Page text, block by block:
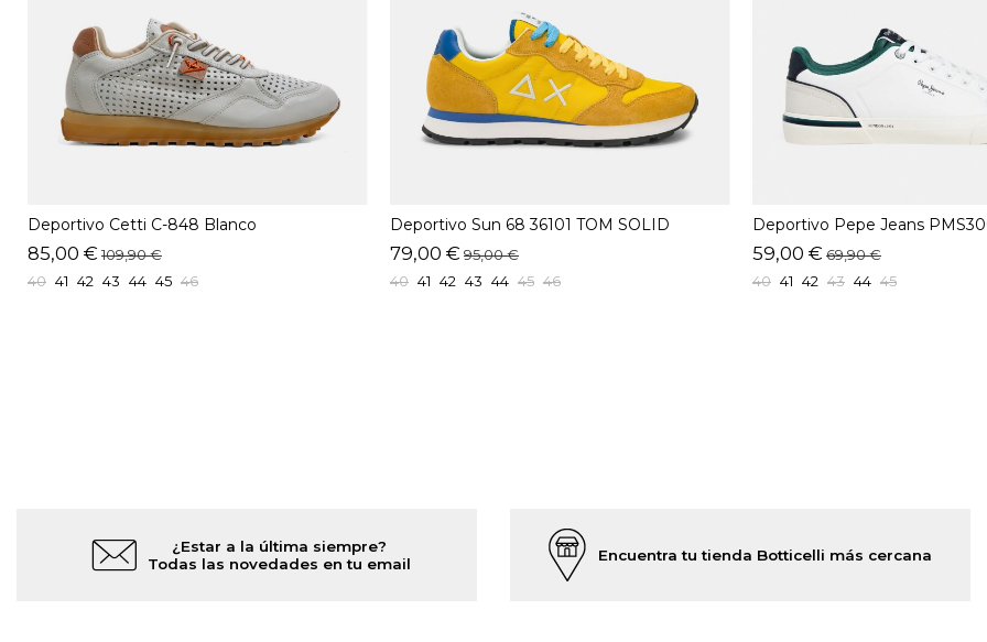
Deportivo Cetti C-848 Blanco
85,00 € 109,90 €
40 41 42 43 44 45 46
Deportivo Sun 68 36101 TOM SOLID
Amarillo
79,00 € 95,00 €
40 41 42 43 44 45 46
Deportivo Pepe Jeans
Off
59,00 € 69,90 €
40 41 42 43 44 45
¿Estar a la última siempre?
Todas las novedades en tu email
Encuentra tu tienda Botticelli más cercana